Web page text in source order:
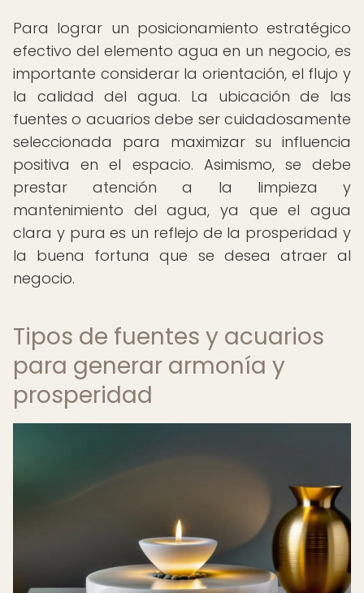
Para lograr un posicionamiento estratégico
efectivo del elemento agua en un negocio, es
importante considerar la orientación, el flujo y
la calidad del agua. La ubicación de las
fuentes o acuarios debe ser cuidadosamente
seleccionada para maximizar su influencia
positiva en el espacio. Asimismo, se debe
prestar atención a la limpieza y
mantenimiento del agua, ya que el agua
clara y pura es un reflejo de la prosperidad y
la buena fortuna que se desea atraer al
negocio.
Tipos de fuentes y acuarios
para generar armonía y
prosperidad